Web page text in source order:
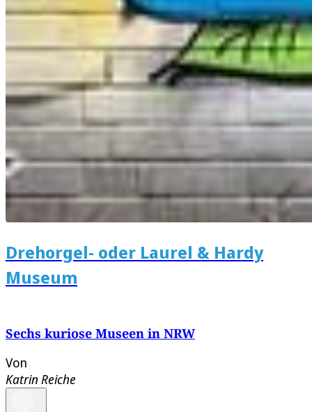
Drehorgel- oder Laurel & Hardy
Museum
Sechs kuriose Museen in NRW
Von
Katrin Reiche